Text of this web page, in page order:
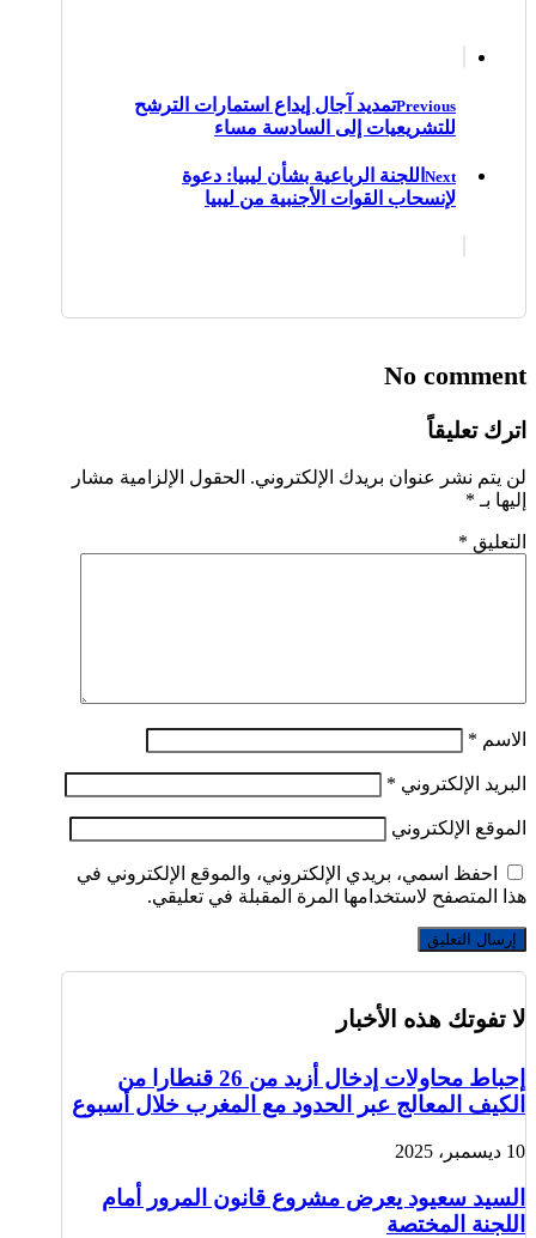
Previousتمديد آجال إيداع استمارات الترشح
للتشريعيات إلى السادسة مساء
Next اللجنة الرباعية بشأن ليبيا: دعوة
لإنسحاب القوات الأجنبية من ليبيا
No comment
اترك تعليقاً
لن يتم نشر عنوان بريدك الإلكتروني. الحقول الإلزامية مشار
إليها بـ *
التعليق *
الاسم *
البريد الإلكتروني *
الموقع الإلكتروني
احفظ اسمي، بريدي الإلكتروني، والموقع الإلكتروني في
هذا المتصفح لاستخدامها المرة المقبلة في تعليقي.
لا تفوتك هذه الأخبار
إحباط محاولات إدخال أزيد من 26 قنطارا من
الكيف المعالج عبر الحدود مع المغرب خلال أسبوع
10 ديسمبر، 2025
السيد سعيود يعرض مشروع قانون المرور أمام
اللجنة المختصة